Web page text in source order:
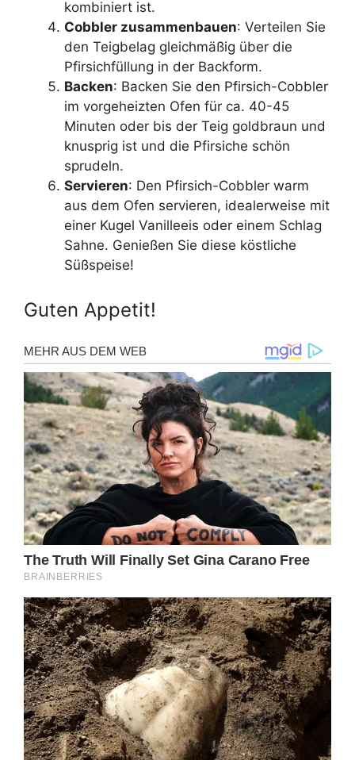
kombiniert ist.
Cobbler zusammenbauen: Verteilen Sie
den Teigbelag gleichmäßig über die
Pfirsichfüllung in der Backform.
Backen: Backen Sie den Pfirsich-Cobbler
im vorgeheizten Ofen für ca. 40-45
Minuten oder bis der Teig goldbraun und
knusprig ist und die Pfirsiche schön
sprudeln.
Servieren: Den Pfirsich-Cobbler warm
aus dem Ofen servieren, idealerweise mit
einer Kugel Vanilleeis oder einem Schlag
Sahne. Genießen Sie diese köstliche
Süßspeise!
Guten Appetit!